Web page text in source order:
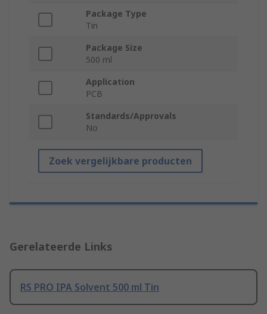
Package Type
Tin
Package Size
500 ml
Application
PCB
Standards/Approvals
No
Zoek vergelijkbare producten
Gerelateerde Links
RS PRO IPA Solvent 500 ml Tin